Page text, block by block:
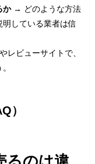
か→ どのような方法
している業者は信
レビューサイトで、
）